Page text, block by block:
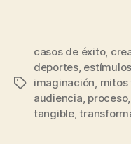
casos de éxito,
deportes, estímulos
imaginación, mitos
audiencia, proceso,
tangible,